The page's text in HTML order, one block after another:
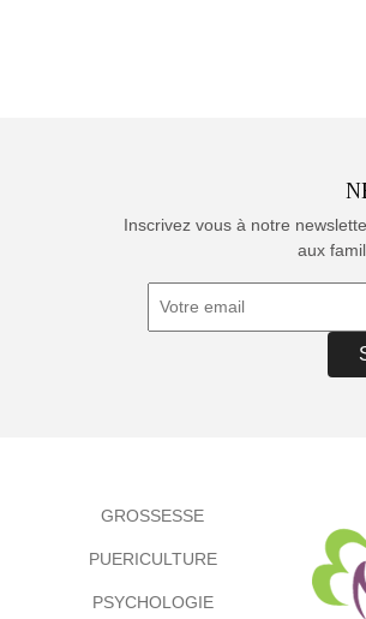
Inscrivez vous à notre
aux
GROSSESSE
PUERICULTURE
PSYCHOLOGIE